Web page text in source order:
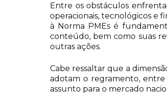
Entre os obstáculos
operacionais, tecnológicos e
à Norma PMEs é
conteúdo, bem como suas
outras ações.
Cabe ressaltar que a
adotam o regramento, entre
assunto para o mercado